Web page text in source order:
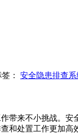
： 安全隐患排查系
带来不小挑战。
和处置工作更加